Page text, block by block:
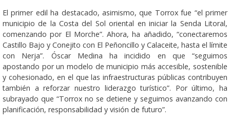
​El primer edil ha destacado, asimismo, que Torrox fue “el primer
municipio de la Costa del Sol oriental en iniciar la Senda Litoral,
comenzando por El Morche”. Ahora, ha añadido, “conectaremos
Castillo Bajo y Conejito con El Peñoncillo y Calaceite, hasta el límite
con Nerja”. Óscar Medina ha incidido en que “seguimos
apostando por un modelo de municipio más accesible, sostenible
y cohesionado, en el que las infraestructuras públicas contribuyen
también a reforzar nuestro liderazgo turístico”. Por último, ha
subrayado que “Torrox no se detiene y seguimos avanzando con
planificación, responsabilidad y visión de futuro”.